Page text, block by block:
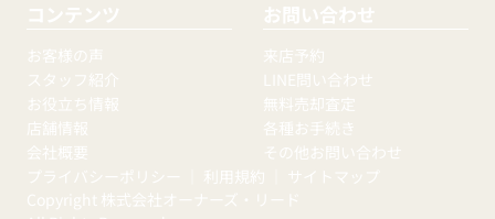
コンテンツ
お客様の声
スタッフ紹介
お役立ち情報
店舗情報
会社概要
お問い合わせ
来店予約
LINE問い合わせ
無料売却査定
各種お手続き
その他お問い合わせ
プライバシーポリシー
利用規約
サイトマップ
Copyright 株式会社オーナーズ・リード